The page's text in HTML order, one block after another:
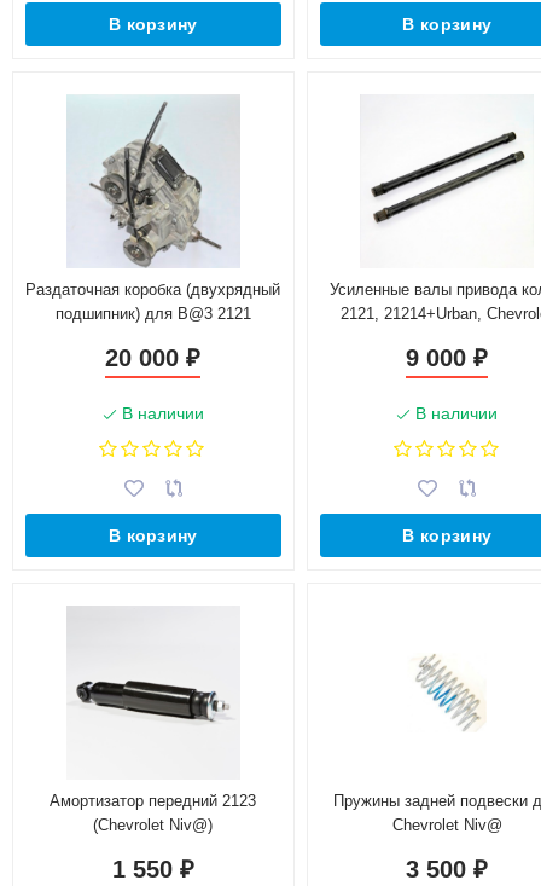
В корзину В корзину
Раздаточная коробка (двухрядный
подшипник) для B@3 2121
20 000₽
В наличии
В корзину
Усиленные валы привода
2121, 21214+Urban,
9 000₽
В наличии
В корзину
Амортизатор передний 2123
(Chevrolet Niv@)
1 550 ₽
Пружины задней подвески
Chevrolet Niv@
3 500₽